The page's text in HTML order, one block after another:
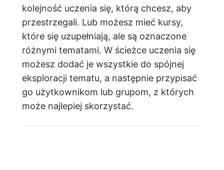
kolejność uczenia się, którą chcesz, aby
przestrzegali. Lub możesz mieć kursy,
które się uzupełniają, ale są oznaczone
różnymi tematami. W ścieżce uczenia się
możesz dodać je wszystkie do spójnej
eksploracji tematu, a następnie przypisać
go użytkownikom lub grupom, z których
może najlepiej skorzystać.